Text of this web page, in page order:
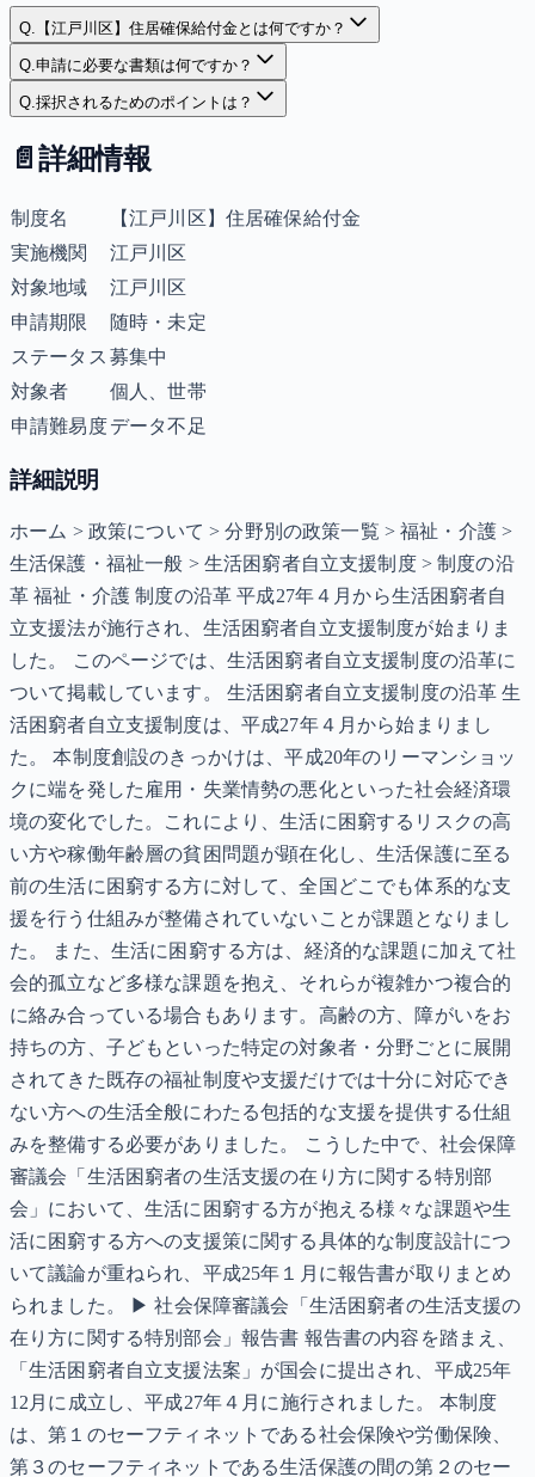
Q. 【江戸川区】住居確保給付金とは何ですか？
Q.申請に必要な書類は何ですか？
Q.採択されるためのポイントは？
📄 詳細情報
制度名
【江戸川区】住居確保給付金
実施機関
江戸川区
対象地域
江戸川区
申請期限
随時・未定
ステータス 募集中
対象者
個人、世帯
申請難易度データ不足
詳細説明
ホーム > 政策について > 分野別の政策一覧 > 福祉・介護 >
生活保護・福祉一般 > 生活困窮者自立支援制度 > 制度の沿
革 福祉・介護 制度の沿革 平成27年４月から生活困窮者自
立支援法が施行され、生活困窮者自立支援制度が始まりま
した。 このページでは、生活困窮者自立支援制度の沿革に
ついて掲載しています。 生活困窮者自立支援制度の沿革 生
活困窮者自立支援制度は、平成27年４月から始まりまし
た。 本制度創設のきっかけは、平成20年のリーマンショッ
クに端を発した雇用・失業情勢の悪化といった社会経済環
境の変化でした。これにより、生活に困窮するリスクの高
い方や稼働年齢層の貧困問題が顕在化し、生活保護に至る
前の生活に困窮する方に対して、全国どこでも体系的な支
援を行う仕組みが整備されていないことが課題となりまし
た。 また、生活に困窮する方は、経済的な課題に加えて社
会的孤立など多様な課題を抱え、それらが複雑かつ複合的
に絡み合っている場合もあります。高齢の方、障がいをお
持ちの方、子どもといった特定の対象者・分野ごとに展開
されてきた既存の福祉制度や支援だけでは十分に対応でき
ない方への生活全般にわたる包括的な支援を提供する仕組
みを整備する必要がありました。 こうした中で、社会保障
審議会「生活困窮者の生活支援の在り方に関する特別部
会」において、生活に困窮する方が抱える様々な課題や生
活に困窮する方への支援策に関する具体的な制度設計につ
いて議論が重ねられ、平成25年１月に報告書が取りまとめ
られました。 ▶ 社会保障審議会「生活困窮者の生活支援の
在り方に関する特別部会」報告書 報告書の内容を踏まえ、
「生活困窮者自立支援法案」が国会に提出され、平成25年
12月に成立し、平成27年４月に施行されました。 本制度
は、第１のセーフティネットである社会保険や労働保険、
第３のセーフティネットである生活保護の間の第２のセー